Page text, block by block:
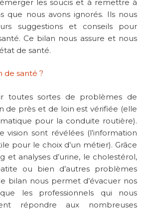
les soucis et à remettre à
que nous avons ignorés. Ils nous
suggestions et conseils pour
Ce bilan nous assure et nous
de santé.
de santé ?
toutes sortes de problèmes de
de près et de loin est vérifiée (elle
pour la conduite routière).
vision sont révélées (l’information
pour le choix d’un métier). Grâce
et analyses d’urine, le cholestérol,
ou bien d’autres problèmes
bilan nous permet d’évacuer nos
les professionnels qui nous
répondre aux nombreuses